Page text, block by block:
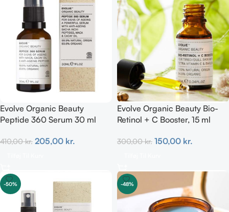
Evolve Organic Beauty
Peptide 360 Serum 30 ml
410,00kr. 205,00 kr.
Evolve Organic Beauty Bio-
Retinol + C Booster, 15 ml
300,00kr. 150,00 kr.
-50% -48%